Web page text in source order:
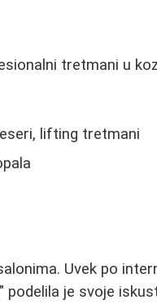
tretmani u
lifting tretmani
Uvek po
podelila je svoje